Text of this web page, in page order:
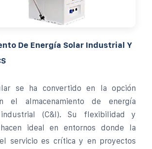
De Energía Solar Industrial Y
se ha convertido en la opción
el almacenamiento de energía
(C&I). Su flexibilidad y
ideal en entornos donde la
servicio es crítica y en proyectos